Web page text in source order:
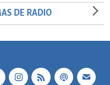
DE RADIO